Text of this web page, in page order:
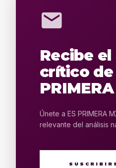
mail
Recibe
crítico de
Únete a ES PRIMERA
relevante del análisis